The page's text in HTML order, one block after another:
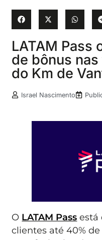
LATAM Pass
de bônus
do Km de
Israel Nascimento
O LATAM Pass está
clientes até 40%